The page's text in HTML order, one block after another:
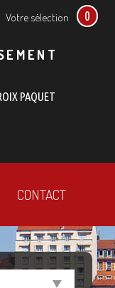
Votre sélection 0
PAQUET
CONTACT